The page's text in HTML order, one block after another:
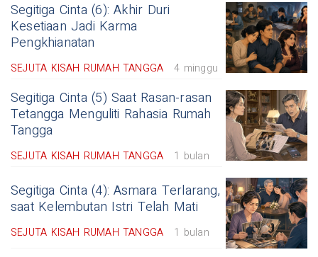
Segitiga Cinta (6): Akhir Duri
Kesetiaan Jadi Karma
Pengkhianatan
SEJUTA KISAH RUMAH TANGGA 4 minggu
Segitiga Cinta (5) Saat Rasan-rasan
Tetangga Menguliti Rahasia Rumah
Tangga
SEJUTA KISAH RUMAH TANGGA 1 bulan
Segitiga Cinta (4): Asmara Terlarang,
saat Kelembutan Istri Telah Mati
SEJUTA KISAH RUMAH TANGGA 1 bulan